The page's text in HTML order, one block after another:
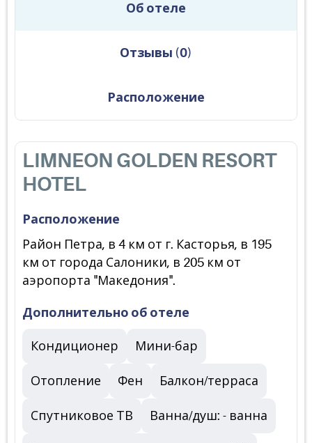
Об отеле
Отзывы (0)
Расположение
LIMNEON GOLDEN RESORT
HOTEL
Расположение
Район Петра, в 4 км от г. Касторья, в 195
км от города Салоники, в 205 км от
аэропорта "Македония".
Дополнительно об отеле
Кондиционер Мини-бар
Отопление Фен Балкон/терраса
Спутниковое ТВ Ванна/душ: - ванна